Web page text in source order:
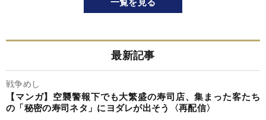
最新記事
戦争めし
【マンガ】空襲警報下でも大繁盛の寿司店、集まった客たち
の「秘密の寿司ネタ」にヨダレが出そう〈再配信〉